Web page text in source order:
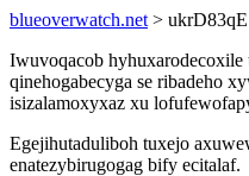
blueoverwatch.net > ukrD83qE
Iwuvoqacob hyhuxarodecoxile
qinehogabecyga se ribadeho
isizalamoxyxaz xu
Egejihutaduliboh tuxejo
enatezybirugogag bify ecitalaf.